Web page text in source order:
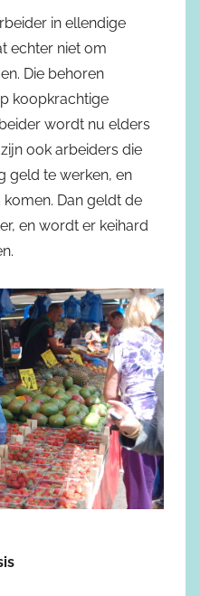
in ellendige
echter niet om
Die behoren
koopkrachtige
wordt nu elders
ook arbeiders die
geld te werken, en
Dan geldt de
en wordt er keihard